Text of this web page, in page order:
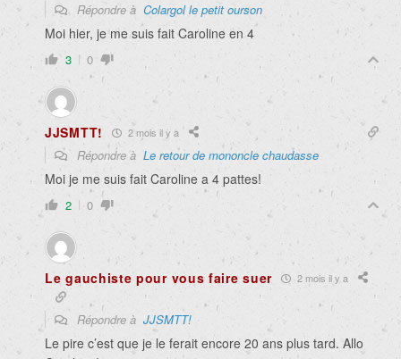
Répondre à Colargol le petit ourson
Moi hier, je me suis fait Caroline en 4
3 0
JJSMTT! 2 mois il y a
Répondre à Le retour de mononcle chaudasse
Moi je me suis fait Caroline a 4 pattes!
2 0
Le gauchiste pour vous faire suer 2 mois il y a
Répondre à JJSMTT!
Le pire c’est que je le ferait encore 20 ans plus tard. Allo